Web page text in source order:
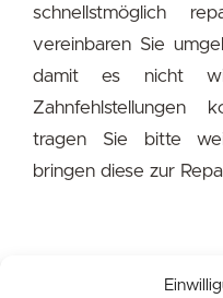
schnellstmöglich
vereinbaren Sie
damit es nicht
Zahnfehlstellungen
tragen Sie bitte
bringen diese zur